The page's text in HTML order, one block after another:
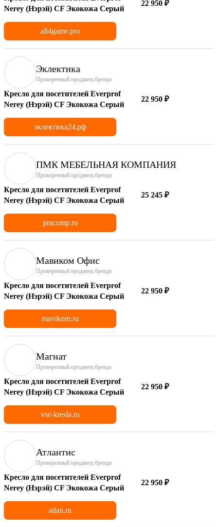
Nerey (Нэрэй) CF Экокожа Серый
22 950 ₽
all4game.pro
Эклектика
Проверенный продавец бренда
Кресло для посетителей Everprof
Nerey (Нэрэй) CF Экокожа Серый
22 950 ₽
эклектика24.рф
ПМК МЕБЕЛЬНАЯ КОМПАНИЯ
Проверенный продавец бренда
Кресло для посетителей Everprof
Nerey (Нэрэй) CF Экокожа Серый
25 245 ₽
pmcomp.ru
Мавиком Офис
Проверенный продавец бренда
Кресло для посетителей Everprof
Nerey (Нэрэй) CF Экокожа Серый
22 950 ₽
mavikom.ru
Магнат
Проверенный продавец бренда
Кресло для посетителей Everprof
Nerey (Нэрэй) CF Экокожа Серый
22 950 ₽
vse-kresla.ru
Атлантис
Проверенный продавец бренда
Кресло для посетителей Everprof
Nerey (Нэрэй) CF Экокожа Серый
22 950 ₽
atlan.ru